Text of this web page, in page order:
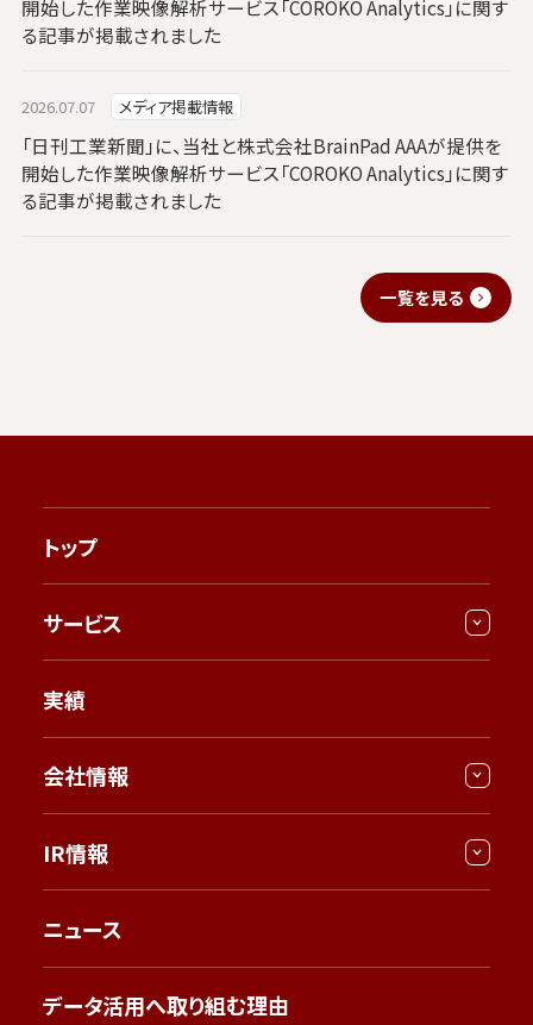
開始した作業映像解析サービス「COROKO Analytics」に関す
る記事が掲載されました
2026.07.07 メディア掲載情報
「日刊工業新聞」に、当社と株式会社BrainPad AAAが提供を
開始した作業映像解析サービス「COROKO Analytics」に関す
る記事が掲載されました
一覧を見る
トップ
サービス
実績
会社情報
IR情報
ニュース
データ活用へ取り組む理由